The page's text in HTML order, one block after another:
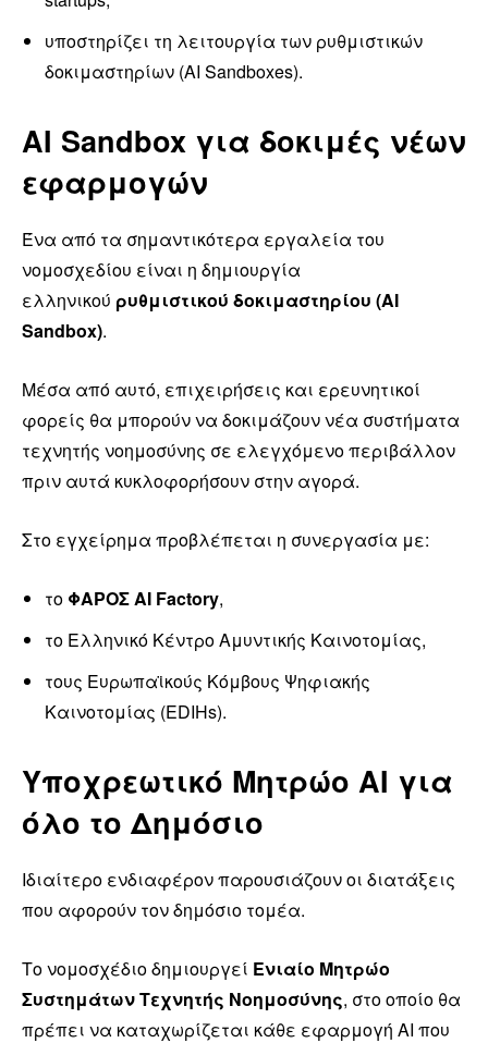
υποστηρίζει τη λειτουργία των ρυθμιστικών
δοκιμαστηρίων (AI Sandboxes).
AI Sandbox για δοκιμές νέων
εφαρμογών
Ένα από τα σημαντικότερα εργαλεία του
νομοσχεδίου είναι η δημιουργία
ελληνικού ρυθμιστικού δοκιμαστηρίου (AI
Sandbox).
Μέσα από αυτό, επιχειρήσεις και ερευνητικοί
φορείς θα μπορούν να δοκιμάζουν νέα συστήματα
τεχνητής νοημοσύνης σε ελεγχόμενο περιβάλλον
πριν αυτά κυκλοφορήσουν στην αγορά.
Στο εγχείρημα προβλέπεται η συνεργασία με:
το ΦΑΡΟΣ AI Factory,
το Ελληνικό Κέντρο Αμυντικής Καινοτομίας,
τους Ευρωπαϊκούς Κόμβους Ψηφιακής
Καινοτομίας (EDIHs).
Υποχρεωτικό Μητρώο AI για
όλο το Δημόσιο
Ιδιαίτερο ενδιαφέρον παρουσιάζουν οι διατάξεις
που αφορούν τον δημόσιο τομέα.
Το νομοσχέδιο δημιουργεί Ενιαίο Μητρώο
Συστημάτων Τεχνητής Νοημοσύνης, στο οποίο θα
πρέπει να καταχωρίζεται κάθε εφαρμογή AI που